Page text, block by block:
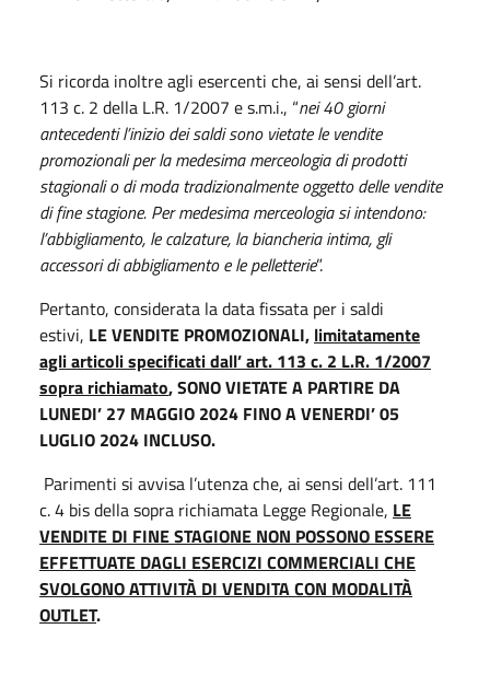
Si ricorda inoltre agli esercenti che, ai sensi dell’art.
113 c. 2 della L.R. 1/2007 e s.m.i., “nei 40 giorni
antecedenti l’inizio dei saldi sono vietate le vendite
promozionali per la medesima merceologia di prodotti
stagionali o di moda tradizionalmente oggetto delle vendite
di fine stagione. Per medesima merceologia si intendono:
l’abbigliamento, le calzature, la biancheria intima, gli
accessori di abbigliamento e le pelletterie”.
Pertanto, considerata la data fissata per i saldi
estivi, LE VENDITE PROMOZIONALI, limitatamente
agli articoli specificati dall’ art. 113 c. 2 L.R. 1/2007
sopra richiamato, SONO VIETATE A PARTIRE DA
LUNEDI’ 27 MAGGIO 2024 FINO A VENERDI’ 05
LUGLIO 2024 INCLUSO.
Parimenti si avvisa l’utenza che, ai sensi dell’art. 111
c. 4 bis della sopra richiamata Legge Regionale, LE
VENDITE DI FINE STAGIONE NON POSSONO ESSERE
EFFETTUATE DAGLI ESERCIZI COMMERCIALI CHE
SVOLGONO ATTIVITÀ DI VENDITA CON MODALITÀ
OUTLET.